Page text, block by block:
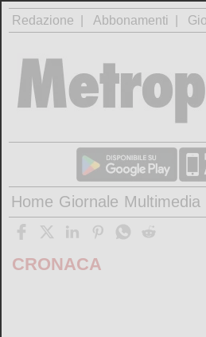
Redazione Abbonamenti
Home Giornale Multimedia
CRONACA